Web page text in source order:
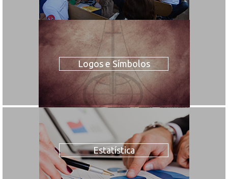
Logos e Símbolos
Estatística